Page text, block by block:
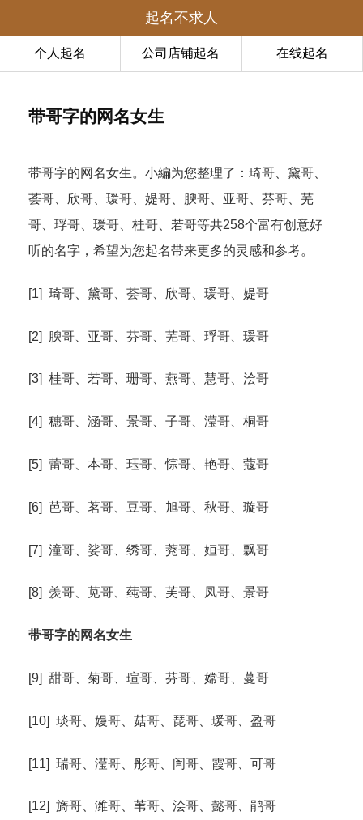
起名不求人
个人起名 公司店铺起名 在线起名
带哥字的网名女生
带哥字的网名女生。小編为您整理了：琦哥、黛哥、
荟哥、欣哥、瑗哥、媞哥、腴哥、亚哥、芬哥、芜
哥、琈哥、瑗哥、桂哥、若哥等共258个富有创意好
听的名字，希望为您起名带来更多的灵感和参考。
[1] 琦哥、黛哥、荟哥、欣哥、瑗哥、媞哥
[2] 腴哥、亚哥、芬哥、芜哥、琈哥、瑗哥
[3] 桂哥、若哥、珊哥、燕哥、慧哥、浍哥
[4] 穗哥、涵哥、景哥、子哥、滢哥、桐哥
[5] 蕾哥、本哥、珏哥、悰哥、艳哥、蔻哥
[6] 芭哥、茗哥、豆哥、旭哥、秋哥、璇哥
[7] 潼哥、娑哥、绣哥、萒哥、姮哥、飘哥
[8] 羡哥、苋哥、莼哥、芙哥、凤哥、景哥
带哥字的网名女生
[9] 甜哥、菊哥、瑄哥、芬哥、嫦哥、蔓哥
[10] 琰哥、嫚哥、菇哥、琵哥、瑗哥、盈哥
[11] 瑞哥、滢哥、彤哥、訚哥、霞哥、可哥
[12] 旖哥、潍哥、苇哥、浍哥、懿哥、鹃哥